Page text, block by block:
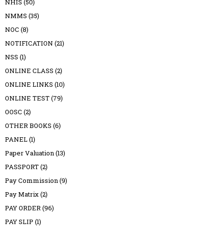
NHIS (50)
NMMS (35)
NOC (8)
NOTIFICATION (21)
NSS (1)
ONLINE CLASS (2)
ONLINE LINKS (10)
ONLINE TEST(79)
OOSC (2)
OTHER BOOKS (6)
PANEL(1)
Paper Valuation(13)
PASSPORT(2)
Pay Commission(9)
Pay Matrix(2)
PAY ORDER(96)
PAY SLIP (1)